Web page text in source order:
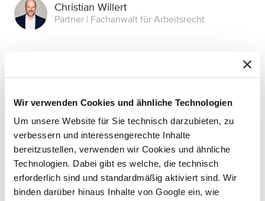
Wir verwenden Cookies und ähnliche Technologien
Um unsere Website für Sie technisch darzubieten, zu
verbessern und interessengerechte Inhalte
bereitzustellen, verwenden wir Cookies und ähnliche
Technologien. Dabei gibt es welche, die technisch
erforderlich sind und standardmäßig aktiviert sind. Wir
binden darüber hinaus Inhalte von Google ein, wie
Christian Willert
Partner | Fachanwalt für Arbeitsrecht
Das könnte Sie auch interessieren
ÜBERSICHT
Alle Webinare